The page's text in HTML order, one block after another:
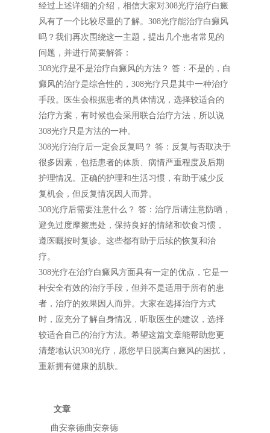
经过上述详细的介绍，相信大家对308光疗治疗白癜
风有了一个比较尽量的了解。308光疗能治疗白癜风
吗？我们再次围绕这一主题，提出几个患者常见的
问题，并进行简要解答：
308光疗是不是治疗白癜风的方法？ 答：不是的，白
癜风的治疗是综合性的，308光疗只是其中一种治疗
手段。医生会根据患者的具体情况，选择较适合的
治疗方案，有时候也会采用联合治疗方法，所以说
308光疗只是方法的一种。
308光疗治疗后一定会反复吗？ 答：反复与否取决于
很多因素，包括患者的体质、病情严重程度及后期
护理情况。正确的护理和生活习惯，有助于减少反
复机会，但反复情况因人而异。
308光疗后需要注意什么？ 答：治疗后请注意防晒，
避免过度摩擦患处，保持良好的情绪和饮食习惯，
遵医嘱按时复诊。这些都有助于后续的恢复和治
疗。
308光疗在治疗白癜风方面具有一定的优点，它是一
种安全有效的治疗手段，但并不是适用于所有的患
者，治疗的效果因人而异。大家在选择治疗方式
时，应充分了解自身情况，听取医生的建议，选择
较适合自己的治疗方法。希望这篇文章能帮助您更
清楚地认识308光疗，愿您早日脱离白癜风的困扰，
重新拥有健康的肌肤。
文章
曲安奈德曲安奈德